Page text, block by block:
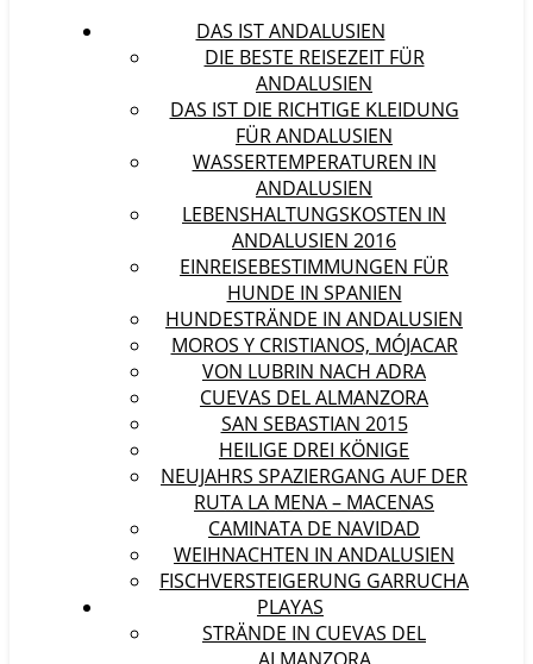
DAS IST ANDALUSIEN
DIE BESTE REISEZEIT FÜR
ANDALUSIEN
DAS IST DIE RICHTIGE KLEIDUNG
FÜR ANDALUSIEN
WASSERTEMPERATUREN IN
ANDALUSIEN
LEBENSHALTUNGSKOSTEN IN
ANDALUSIEN 2016
EINREISEBESTIMMUNGEN FÜR
HUNDE IN SPANIEN
HUNDESTRÄNDE IN ANDALUSIEN
MOROS Y CRISTIANOS, MÓJACAR
VON LUBRIN NACH ADRA
CUEVAS DEL ALMANZORA
SAN SEBASTIAN 2015
HEILIGE DREI KÖNIGE
NEUJAHRS SPAZIERGANG AUF DER
RUTA LA MENA – MACENAS
CAMINATA DE NAVIDAD
WEIHNACHTEN IN ANDALUSIEN
FISCHVERSTEIGERUNG GARRUCHA
PLAYAS
STRÄNDE IN CUEVAS DEL